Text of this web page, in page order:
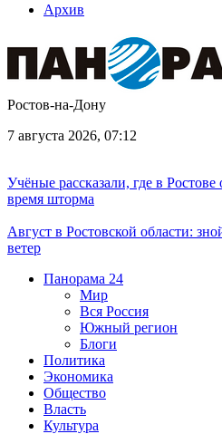
Архив
Ростов-на-Дону
7 августа 2026, 07:12
Учёные рассказали, где в Ростове
время шторма
Август в Ростовской области:
ветер
Панорама 24
Мир
Вся Россия
Южный регион
Блоги
Политика
Экономика
Общество
Власть
Культура